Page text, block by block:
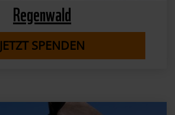
Regenwald
JETZT SPENDEN